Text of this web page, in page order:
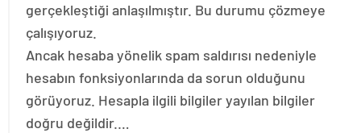
gerçekleştiği anlaşılmıştır. Bu durumu çözmeye
çalışıyoruz.
Ancak hesaba yönelik spam saldırısı nedeniyle
hesabın fonksiyonlarında da sorun olduğunu
görüyoruz. Hesapla ilgili bilgiler yayılan bilgiler
doğru değildir.…